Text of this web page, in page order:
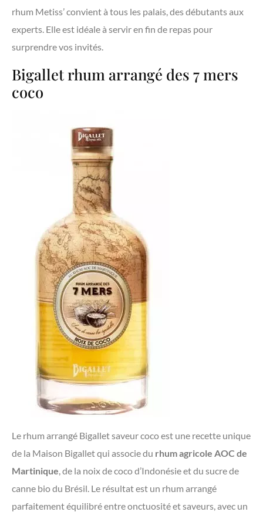
rhum Metiss’ convient à tous les palais, des débutants aux
experts. Elle est idéale à servir en fin de repas pour
surprendre vos invités.
Bigallet rhum arrangé des 7 mers
coco
Le rhum arrangé Bigallet saveur coco est une recette unique
de la Maison Bigallet qui associe du rhum agricole AOC de
Martinique, de la noix de coco d’Indonésie et du sucre de
canne bio du Brésil. Le résultat est un rhum arrangé
parfaitement équilibré entre onctuosité et saveurs, avec un